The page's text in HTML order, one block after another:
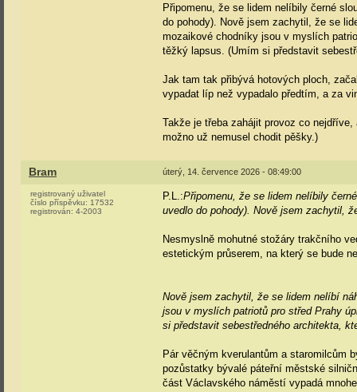
Připomenu, že se lidem nelíbily černé
do pohody). Nově jsem zachytil, že se
mozaikové chodníky jsou v myslích
těžký lapsus. (Umím si představit
Jak tam tak přibývá hotových ploch,
vypadat líp než vypadalo předtím, a za
Takže je třeba zahájit provoz co
možno už nemusel chodit pěšky.)
Bram úterý, 14. července 2026 - 08:49:00
registrovaný uživatel
číslo příspěvku: 17532
registrován: 4-2003
P.L.:Připomenu, že se lidem nelíbily
uvedlo do pohody). Nově jsem zachytil,
Nesmyslně mohutné stožáry trakčního
estetickým průserem, na který se bude
Nově jsem zachytil, že se lidem nelíbí
jsou v myslích patriotů pro střed Prahy
si představit sebestředného architekta,
Pár věčným kverulantům a staromilcům
pozůstatky bývalé páteřní městské
část Václavského náměstí vypadá